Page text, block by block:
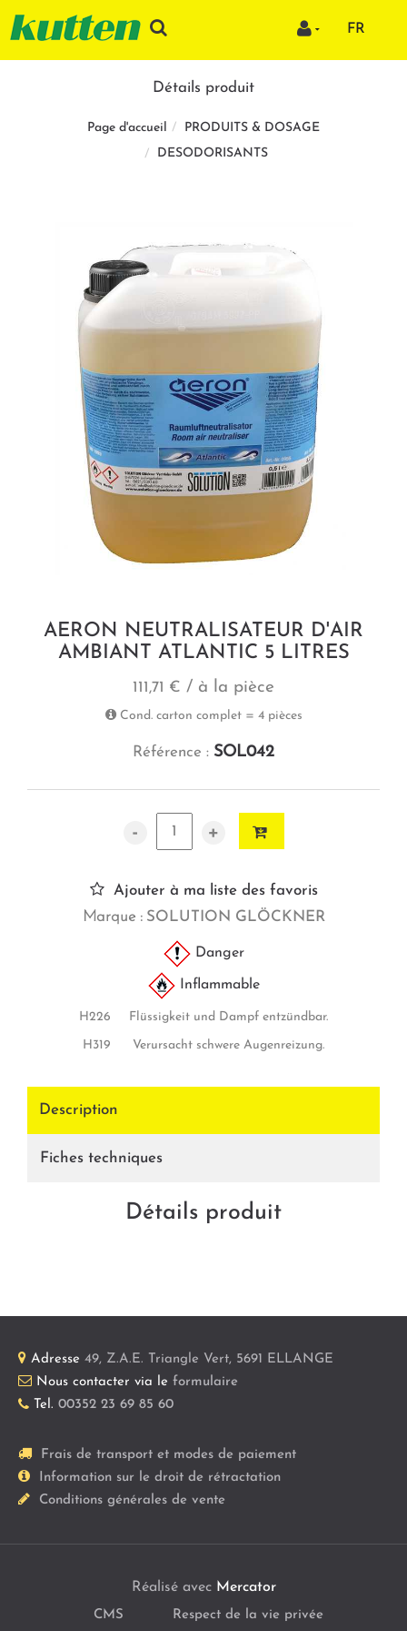
FR
Détails produit
Page d'accueil
PRODUITS & DOSAGE
DESODORISANTS
AERON NEUTRALISATEUR D'AIR
AMBIANT ATLANTIC 5 LITRES
111,71 € / à la pièce
Cond. carton complet = 4 pièces
Référence : SOL042
- +
Ajouter à ma liste des favoris
Marque : SOLUTION GLÖCKNER
Danger
Inflammable
H226 Flüssigkeit und Dampf entzündbar.
H319 Verursacht schwere Augenreizung.
Description
Fiches techniques
Détails produit
Adresse 49, Z.A.E. Triangle Vert, 5691 ELLANGE
Nous contacter via le formulaire
Tel. 00352 23 69 85 60
Frais de transport et modes de paiement
Information sur le droit de rétractation
Conditions générales de vente
Réalisé avec Mercator
CMS Respect de la vie privée